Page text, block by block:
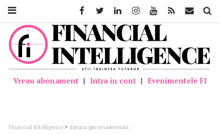
Vreau abonament | Intra in cont | Evenimentele FI
Financial Intelligence > datoria guvernamentala
FacebookTwitter LinkedinInstagramYoutube Feed Mail